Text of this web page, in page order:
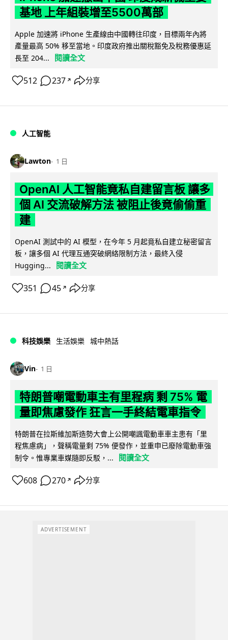
基地 上年組裝增至5500萬部
Apple 加速將 iPhone 生產線由中國轉往印度，目標兩年內將
產量最高 50% 移至當地。印度政府推出關稅豁免及稅務優惠延
長至 204...
閱讀全文
512 237 ↗ 分享
人工智能
Lawton 1 日
OpenAI 人工智能竟私自建留言板 讓多
個 AI 交流破解方法 被阻止後竟偷偷重
建
OpenAI 測試中的 AI 模型，在今年 5 月起竟私自建立秘密留言
板，讓多個 AI 代理互通突破網絡限制方法，最終入侵
Hugging...
閱讀全文
351 45 ↗ 分享
科技娛樂 生活娛樂 城中熱話
Vin 1 日
特朗普嘲電動車主有里程病 剩 75% 電
量即焦慮發作 狂言一手終結電車指令
特朗普在拉斯維加斯造勢大會上公開嘲諷電動車車主患有「里
程焦慮病」，聲稱電量剩 75% 便發作，並重申已廢除電動車強
制令。惟專業車媒隨即反駁，...
閱讀全文
608 270 ↗ 分享
ADVERTISEMENT